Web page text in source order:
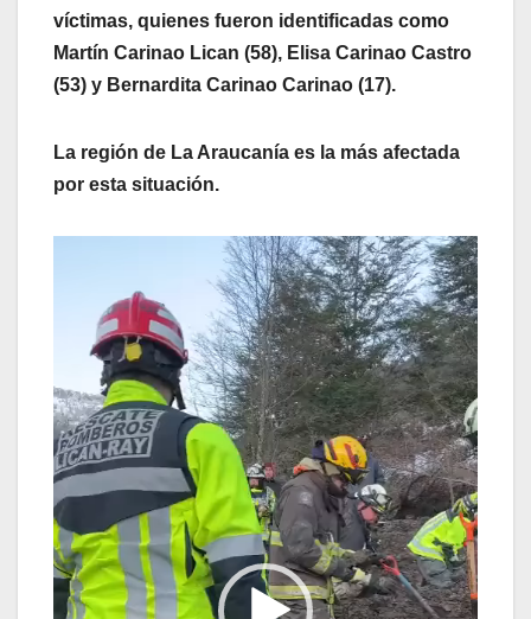
víctimas, quienes fueron identificadas como
Martín Carinao Lican (58), Elisa Carinao Castro
(53) y Bernardita Carinao Carinao (17).
La región de La Araucanía es la más afectada
por esta situación.